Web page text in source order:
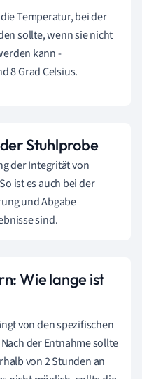
Temperatur, bei der
sollte, wenn sie nicht
kann -
8 Grad Celsius.
Stuhlprobe
der Integrität von
ist es auch bei der
und Abgabe
sind.
Wie lange ist
von den spezifischen
der Entnahme sollte
von 2 Stunden an